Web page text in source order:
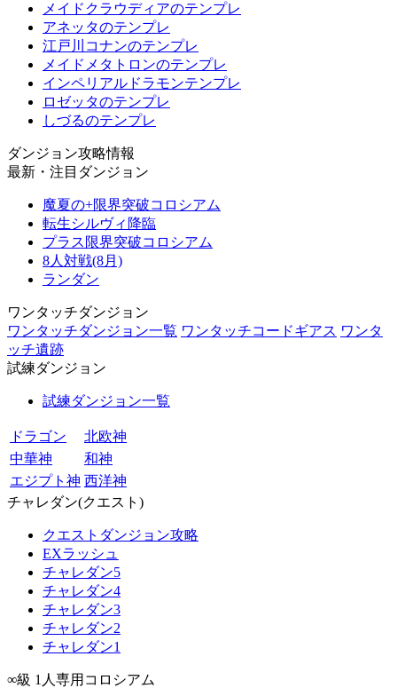
メイドクラウディアのテンプレ
アネッタのテンプレ
江戸川コナンのテンプレ
メイドメタトロンのテンプレ
インペリアルドラモンテンプレ
ロゼッタのテンプレ
しづるのテンプレ
ダンジョン攻略情報
最新・注目ダンジョン
魔夏の+限界突破コロシアム
転生シルヴィ降臨
プラス限界突破コロシアム
8人対戦(8月)
ランダン
ワンタッチダンジョン
ワンタッチダンジョン一覧 ワンタッチコードギアス ワンタ
ッチ遺跡
試練ダンジョン
試練ダンジョン一覧
ドラゴン
北欧神
中華神
和神
エジプト神 西洋神
チャレダン(クエスト)
クエストダンジョン攻略
EXラッシュ
チャレダン5
チャレダン4
チャレダン3
チャレダン2
チャレダン1
∞級 1人専用コロシアム